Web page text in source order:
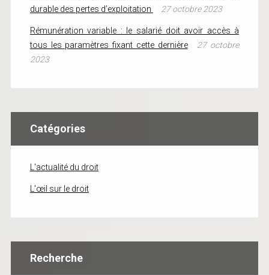
durable des pertes d’exploitation
27 octobre 2023
Rémunération variable : le salarié doit avoir accès à
tous les paramètres fixant cette dernière
27 octobre
2023
Catégories
L'actualité du droit
L'œil sur le droit
Recherche